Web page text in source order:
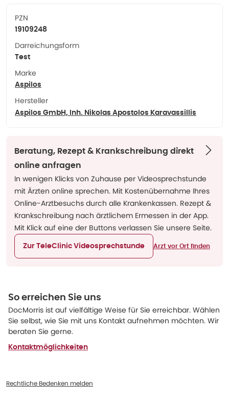
PZN
19109248
Darreichungsform
Test
Marke
Aspilos
Hersteller
Aspilos GmbH, Inh. Nikolas Apostolos Karavassillis
Beratung, Rezept & Krankschreibung direkt
online anfragen
In wenigen Klicks von Zuhause per Videosprechstunde
mit Ärzten online sprechen. Mit Kostenübernahme Ihres
Online-Arztbesuchs durch alle Krankenkassen. Rezept &
Krankschreibung nach ärztlichem Ermessen in der App.
Mit Klick auf eine der Buttons verlassen Sie unsere Seite.
Zur TeleClinic Videosprechstunde Arzt vor Ort finden
So erreichen Sie uns
DocMorris ist auf vielfältige Weise für Sie erreichbar. Wählen
Sie selbst, wie Sie mit uns Kontakt aufnehmen möchten. Wir
beraten Sie gerne.
Kontaktmöglichkeiten
Rechtliche Bedenken melden